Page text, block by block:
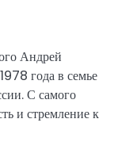
Андрей
года в семье
С самого
и стремление к